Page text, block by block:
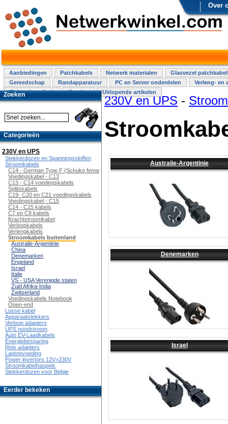
Over
Aanbiedingen Patchkabels Netwerk materialen
Glasvezel
Gereedschap
Randapparatuur PC en Server onderdelen
Verleng- en
Elektra installatie
Overige Uitlopende artikelen
230V en UPS -
Australie-Argentinie
Denemarken
Israel
Zoeken
Categorieën
230V en UPS
Stekkerdozen en Spanningssloffen
Stroomkabels
C14 - German Type F (Schuko female)
Voedingskabel - C13
C13 - C14 voedingskabels
Splitskabels
C19- C20 en C21 voedingskabels
Voedingskabel - C15
C14 - C15 kabels
C7 en C8 kabels
Krachtstroomkabel
Verloopkabels
Verlengkabels
Stroomkabels buitenland
Australie-Argentinie
China
Denemarken
Engeland
Israel
Italie
VS - USA Verenigde staten
Zuid Afrika-India
Zwitserland
Voedingskabels Notebook
Open-end
Losse kabel
Apparaatstekkers
Verloop adapters
UPS noodstroom
Auto EV-Laadkabels
Energiebesparing
Reis adapters
Laptopvoeding
Power invertors 12V>230V
Stroomkabelhaspels
Stekkerdozen voor Belgie
Eerder bekeken